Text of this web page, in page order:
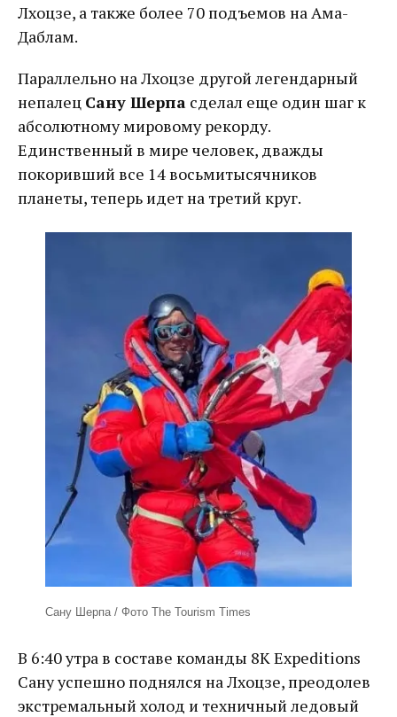
Лхоцзе, а также более 70 подъемов на Ама-
Даблам.
Параллельно на Лхоцзе другой легендарный
непалец Сану Шерпа сделал еще один шаг к
абсолютному мировому рекорду.
Единственный в мире человек, дважды
покоривший все 14 восьмитысячников
планеты, теперь идет на третий круг.
Сану Шерпа / Фото The Tourism Times
В 6:40 утра в составе команды 8K Expeditions
Сану успешно поднялся на Лхоцзе, преодолев
экстремальный холод и техничный ледовый